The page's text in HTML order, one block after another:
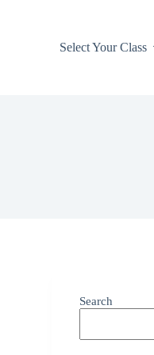
Select Your Class
Search